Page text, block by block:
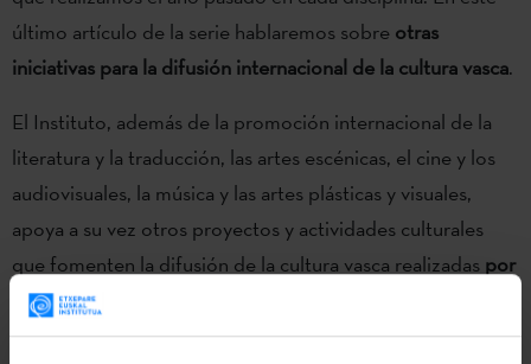
último artículo de la serie hablaremos sobre otras
iniciativas para la difusión internacional de la cultura vasca.
El Instituto, además de la promoción internacional de la
literatura y la traducción, las artes escénicas, el cine y los
audiovisuales, la música y las artes plásticas y visuales,
apoya a su vez otros proyectos y actividades culturales
que fomenten la difusión de la cultura vasca realizadas por
quienes desarrollen su actividad de forma no profesional
Para ello, la herramienta más eficaz son las subvenciones